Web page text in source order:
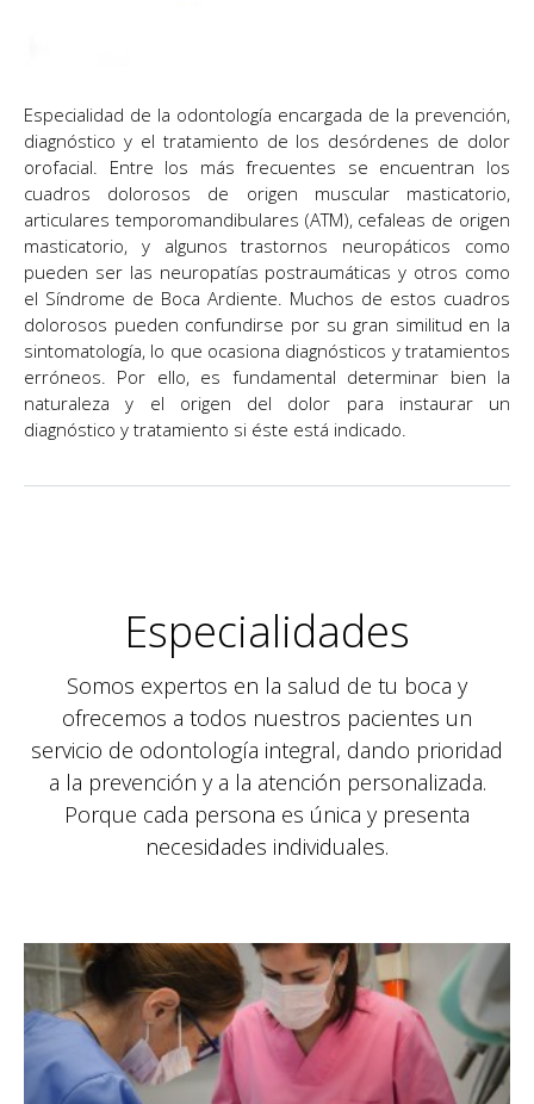
Especialidad de la odontología encargada de la prevención,
diagnóstico y el tratamiento de los desórdenes de dolor
orofacial. Entre los más frecuentes se encuentran los
cuadros dolorosos de origen muscular masticatorio,
articulares temporomandibulares (ATM), cefaleas de origen
masticatorio, y algunos trastornos neuropáticos como
pueden ser las neuropatías postraumáticas y otros como
el Síndrome de Boca Ardiente. Muchos de estos cuadros
dolorosos pueden confundirse por su gran similitud en la
sintomatología, lo que ocasiona diagnósticos y tratamientos
erróneos. Por ello, es fundamental determinar bien la
naturaleza y el origen del dolor para instaurar un
diagnóstico y tratamiento si éste está indicado.
Especialidades
Somos expertos en la salud de tu boca y
ofrecemos a todos nuestros pacientes un
servicio de odontología integral, dando prioridad
a la prevención y a la atención personalizada.
Porque cada persona es única y presenta
necesidades individuales.